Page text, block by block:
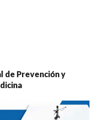
de Prevención y